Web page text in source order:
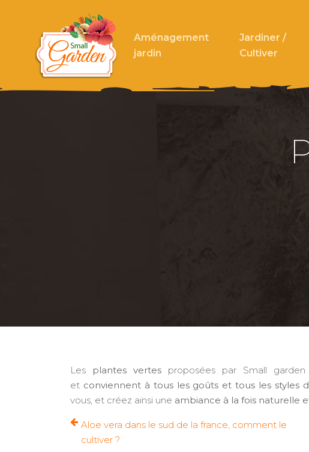
Aménagement
jardin
Jardiner /
Cultiver
Les plantes vertes proposées par Small
et conviennent à tous les goûts et tous les styles
vous, et créez ainsi une ambiance à la fois naturelle
Aloe vera dans le sud de la france, comment le
cultiver ?